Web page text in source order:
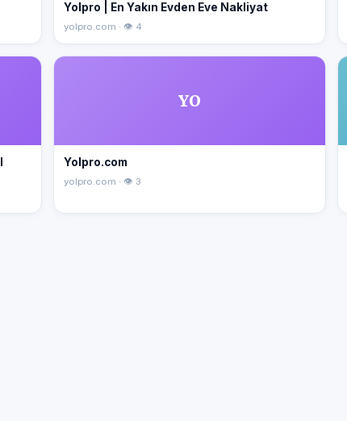
Yolpro | En Yakın Evden Eve Nakliyat
yolpro.com · 👁 4
YO
Yolpro.com
yolpro.com · 👁 3